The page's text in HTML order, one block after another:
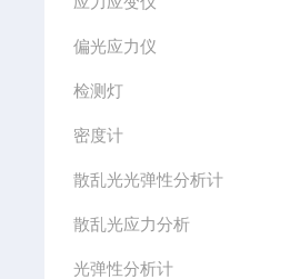
偏光应力仪
检测灯
密度计
散乱光光弹性分析计
散乱光应力分析
光弹性分析计